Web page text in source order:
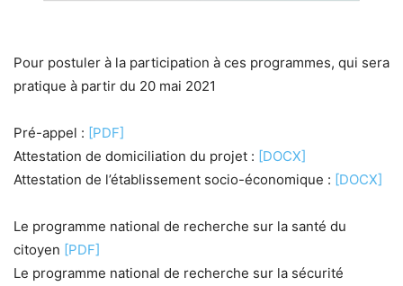
Pour postuler à la participation à ces programmes, qui sera
pratique à partir du 20 mai 2021
Pré-appel : [PDF]
Attestation de domiciliation du projet : [DOCX]
Attestation de l’établissement socio-économique : [DOCX]
Le programme national de recherche sur la santé du
citoyen [PDF]
Le programme national de recherche sur la sécurité